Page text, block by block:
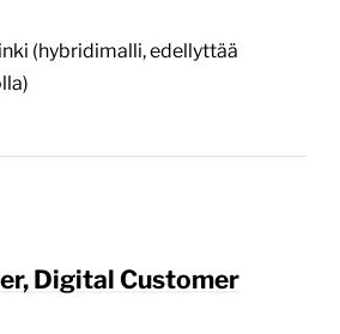
(hybridimalli, edellyttää
Digital Customer